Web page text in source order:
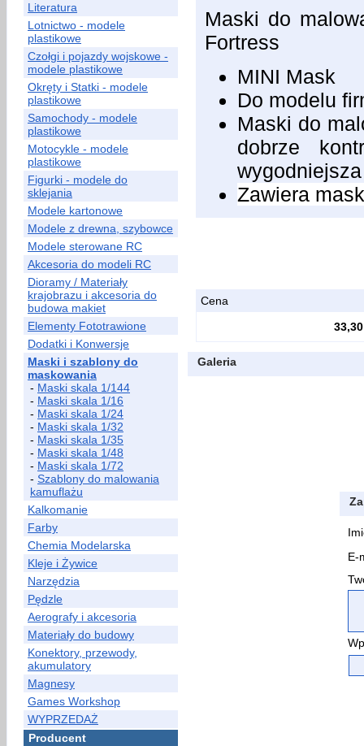
Literatura
Lotnictwo - modele
plastikowe
Czołgi i pojazdy wojskowe -
modele plastikowe
Okręty i Statki - modele
plastikowe
Samochody - modele
plastikowe
Motocykle - modele
plastikowe
Figurki - modele do
sklejania
Modele kartonowe
Modele z drewna, szybowce
Modele sterowane RC
Akcesoria do modeli RC
Dioramy / Materiały
krajobrazu i akcesoria do
budowa makiet
Elementy Fototrawione
Dodatki i Konwersje
Maski i szablony do
maskowania
- Maski skala 1/144
- Maski skala 1/16
- Maski skala 1/24
- Maski skala 1/32
- Maski skala 1/35
- Maski skala 1/48
- Maski skala 1/72
- Szablony do malowania
kamuflażu
Kalkomanie
Farby
Chemia Modelarska
Kleje i Żywice
Narzędzia
Pędzle
Aerografy i akcesoria
Materiały do budowy
Konektory, przewody,
akumulatory
Magnesy
Games Workshop
WYPRZEDAŻ
Producent
Maski do
Fortress
MINI Mask
Do modelu
Maski do
dobrze
Zawiera
Cena
33,30
Galeria
E-